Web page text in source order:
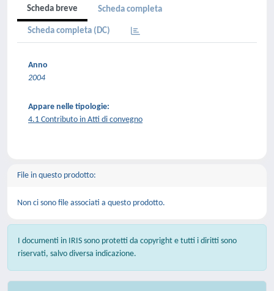
Scheda breve Scheda completa
Scheda completa (DC)
Anno
2004
Appare nelle tipologie:
4.1 Contributo in Atti di convegno
File in questo prodotto:
Non ci sono file associati a questo prodotto.
I documenti in IRIS sono protetti da copyright e tutti i diritti sono
riservati, salvo diversa indicazione.